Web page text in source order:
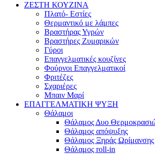
ΖΕΣΤΗ ΚΟΥΖΙΝΑ
Πλατό- Εστίες
Θερμαντικό με λάμπες
Βραστήρας Υγρών
Βραστήρες Ζυμαρικών
Γύροι
Επαγγελματικές κουζίνες
Φούρνοι Επαγγελματικοί
Φριτέζες
Σχαριέρες
Μπαιν Μαρί
ΕΠΑΓΓΕΛΜΑΤΙΚΗ ΨΥΞΗ
Θάλαμοι
Θάλαμος Δυο
Θάλαμος απόψυξης
Θάλαμος Ξηράς Ωρίμανσης
Θάλαμος roll-in